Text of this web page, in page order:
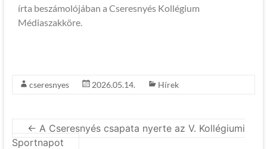
írta beszámolójában a Cseresnyés Kollégium
Médiaszakköre.
cseresnyes 2026.05.14. Hírek
← A Cseresnyés csapata nyerte az V. Kollégiumi
Sportnapot